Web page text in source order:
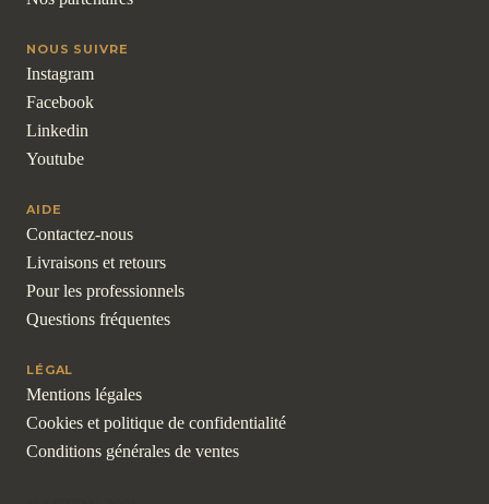
NOUS SUIVRE
Instagram
Facebook
Linkedin
Youtube
AIDE
Contactez-nous
Livraisons et retours
Pour les professionnels
Questions fréquentes
LÉGAL
Mentions légales
Cookies et politique de confidentialité
Conditions générales de ventes